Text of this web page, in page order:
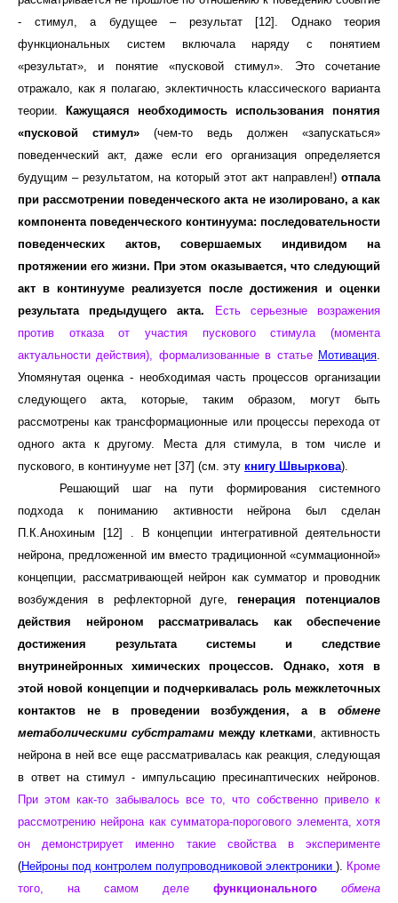
- стимул, а будущее – результат [12]. Однако теория
функциональных систем включала наряду с понятием
«результат», и понятие «пусковой стимул». Это сочетание
отражало, как я полагаю, эклектичность классического варианта
теории.
Кажущаяся необходимость использования понятия
«пусковой стимул» (чем-то ведь должен «запускаться»
поведенческий акт, даже если его организация определяется
будущим – результатом, на который этот акт направлен!) отпала
при рассмотрении поведенческого акта не изолировано, а как
компонента поведенческого континуума: последовательности
поведенческих актов, совершаемых индивидом на
протяжении его жизни. При этом оказывается, что следующий
акт в континууме реализуется после достижения и оценки
результата предыдущего акта.
Есть серьезные возражения
против отказа от участия пускового стимула (момента
актуальности действия), формализованные в статье Мотивация.
Упомянутая оценка - необходимая часть процессов организации
следующего акта, которые, таким образом, могут быть
рассмотрены как трансформационные или процессы перехода от
одного акта к другому. Места для стимула, в том числе и
пускового, в континууме нет [37] (см. эту книгу Швыркова).
Решающий шаг на пути формирования системного
подхода к пониманию активности нейрона был сделан
П.К.Анохиным [12] . В концепции интегративной деятельности
нейрона, предложенной им вместо традиционной «суммационной»
концепции, рассматривающей нейрон как сумматор и проводник
возбуждения в рефлекторной дуге,генерация потенциалов
действия нейроном рассматривалась как обеспечение
достижения результата системы и следствие
внутринейронных химических процессов. Однако, хотя в
этой новой концепции и подчеркивалась роль межклеточных
контактов не в проведении возбуждения, а в обмене
метаболическими субстратами между клетками, активность
нейрона в ней все еще рассматривалась как реакция, следующая
в ответ на стимул - импульсацию пресинаптических нейронов.
При этом как-то забывалось все то, что собственно привело к
рассмотрению нейрона как сумматора-порогового элемента, хотя
он демонстрирует именно такие свойства в эксперименте
(Нейроны под контролем полупроводниковой электроники ). Кроме
того, на самом деле функционального
обмена